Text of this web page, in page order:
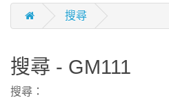
搜尋
搜尋 - GM111
搜尋：